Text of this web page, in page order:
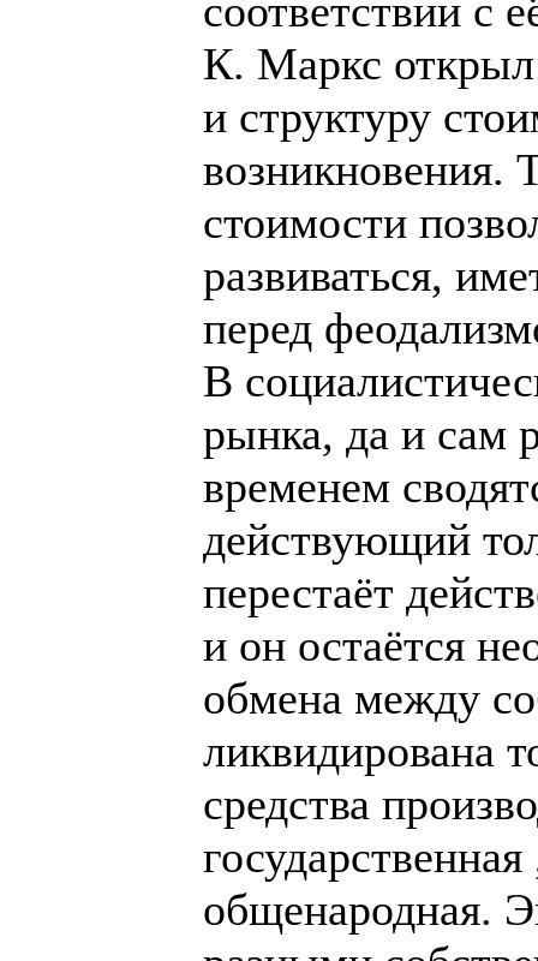
соответствии с
К. Маркс открыл
и структуру
возникновения.
стоимости
развиваться,
перед
В
рынка, да и сам
временем
действующий
перестаёт
и он остаётся
обмена между
ликвидирована
средства
общенародная.